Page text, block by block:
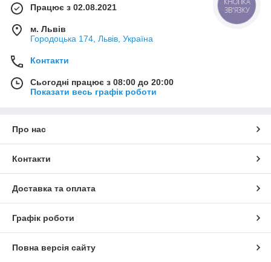
Працює з 02.08.2021
м. Львів
Городоцька 174, Львів, Україна
Контакти
Сьогодні працює з 08:00 до 20:00
Показати весь графік роботи
Про нас
Контакти
Доставка та оплата
Графік роботи
Повна версія сайту
КНОПКА
ЗВ'ЯЗКУ